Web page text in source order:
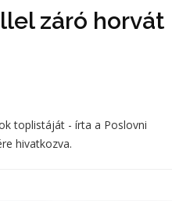
záró horvát
toplistáját - írta a Poslovni
hivatkozva.